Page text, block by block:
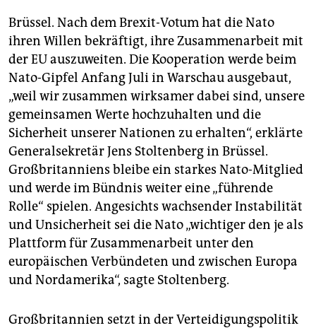
Brüssel. Nach dem Brexit-Votum hat die Nato
ihren Willen bekräftigt, ihre Zusammenarbeit mit
der EU auszuweiten. Die Kooperation werde beim
Nato-Gipfel Anfang Juli in Warschau ausgebaut,
„weil wir zusammen wirksamer dabei sind, unsere
gemeinsamen Werte hochzuhalten und die
Sicherheit unserer Nationen zu erhalten“, erklärte
Generalsekretär Jens Stoltenberg in Brüssel.
Großbritanniens bleibe ein starkes Nato-Mitglied
und werde im Bündnis weiter eine „führende
Rolle“ spielen. Angesichts wachsender Instabilität
und Unsicherheit sei die Nato „wichtiger den je als
Plattform für Zusammenarbeit unter den
europäischen Verbündeten und zwischen Europa
und Nordamerika“, sagte Stoltenberg.
Großbritannien setzt in der Verteidigungspolitik